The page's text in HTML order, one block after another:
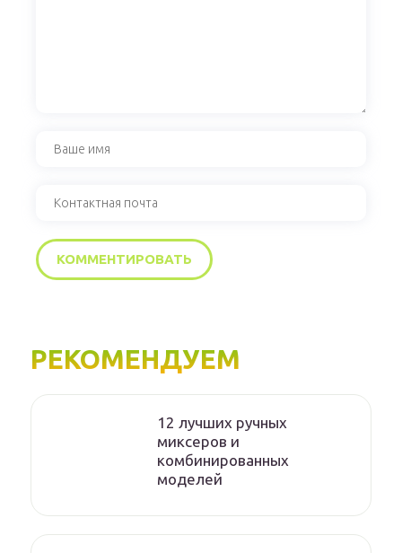
РЕКОМЕНДУЕМ
12 лучших ручных
миксеров и
комбинированных
моделей